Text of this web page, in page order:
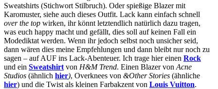
Sweatshirts (Stichwort Stilbruch). Oder spießige Blazer mit
Karomuster, siehe auch dieses Outfit. Lack kann einfach schnell
over the top wirken, ihr könnt letztendlich natürlich dazu tragen,
was euch happy macht und gefällt, dies soll auf keinen Fall ein
Modediktat werden. Wenn ihr jedoch selbst noch unsicher seid,
dann wären dies meine Empfehlungen und dann bleibt nur noch zu
sagen – auf AUF ins Lack-Abenteuer. Ich trage hier einen Rock
und ein Sweatshirt von H&M Trend. Einen Blazer von Acne
Studios (ähnlich hier), Overknees von &Other Stories (ähnliche
hier) und die Twist als kleinen Farbakzent von Louis Vuitton.